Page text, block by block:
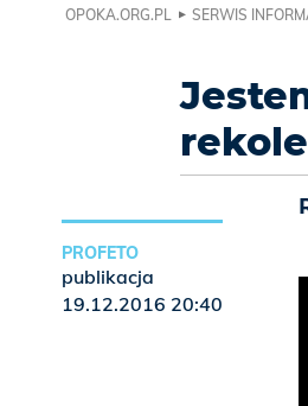
OPOKA.ORG.PL SERWIS
PROFETO
publikacja
19.12.2016 20:40